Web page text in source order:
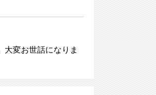
大変お世話になりま